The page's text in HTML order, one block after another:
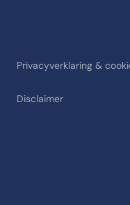
Privacyverklaring &
Disclaimer